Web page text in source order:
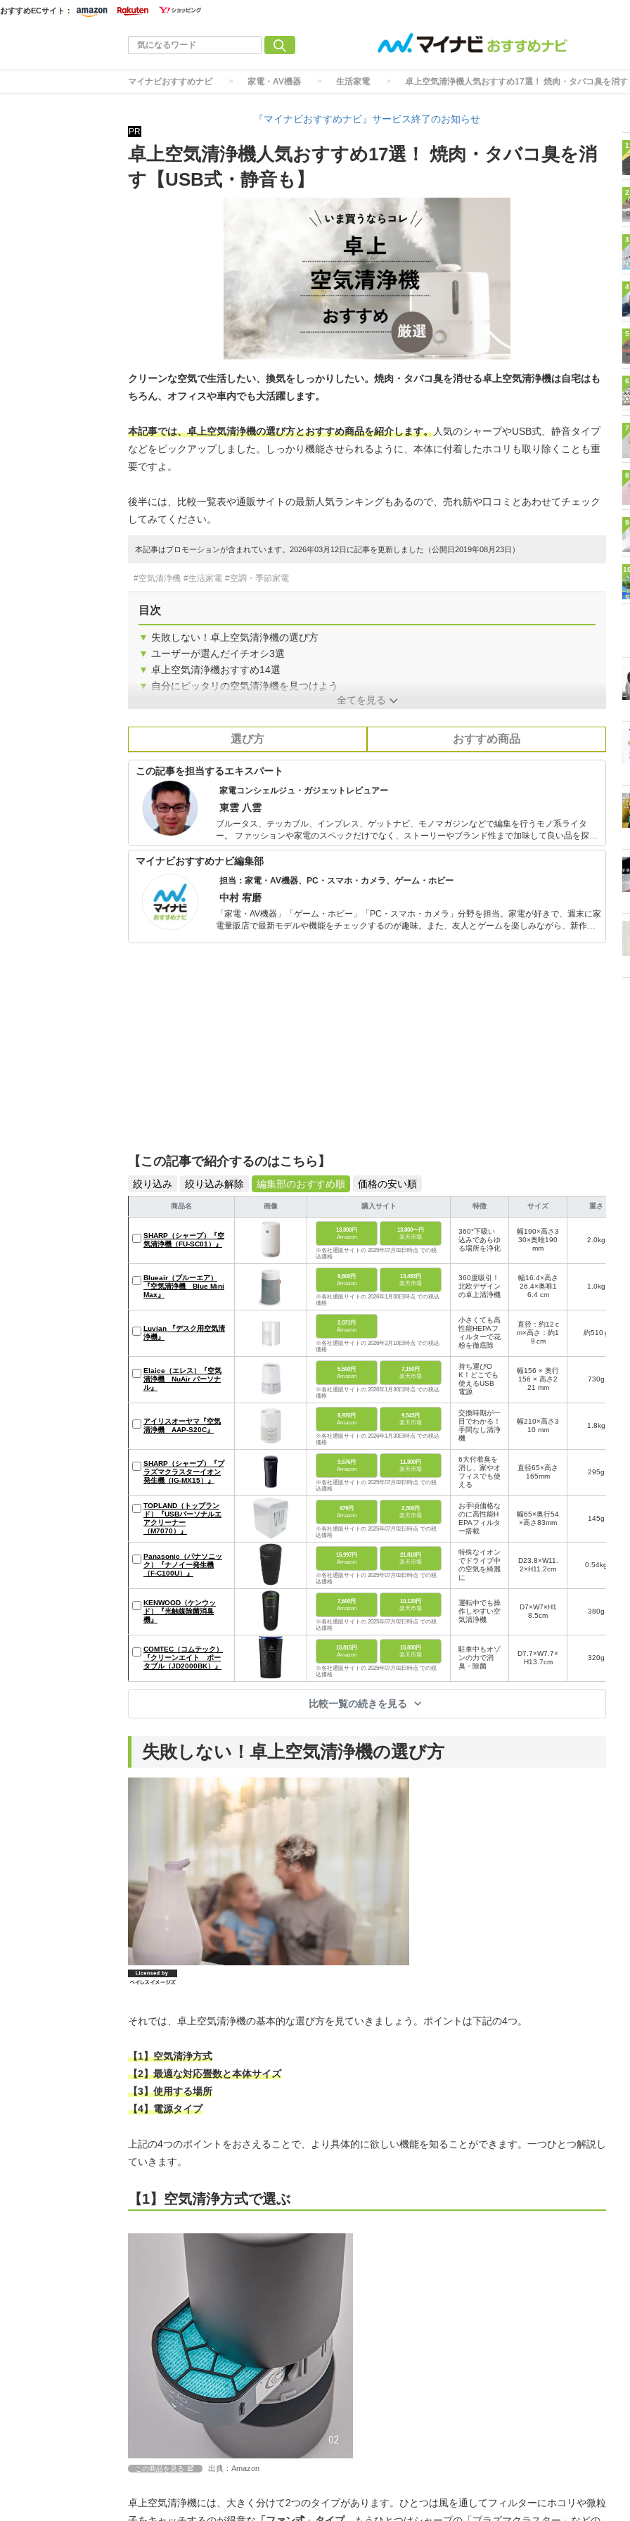
おすすめECサイト：
マイナビおすすめナビ 家電・AV機器 生活家電 卓上空気清浄機人気おすすめ17選！ 焼肉・タバコ臭を消す
『マイナビおすすめナビ』サービス終了のお知らせ
PR
卓上空気清浄機人気おすすめ17選！ 焼肉・タバコ臭を消
す【USB式・静音も】
クリーンな空気で生活したい、換気をしっかりしたい。焼肉・タバコ臭を消せる卓上空気清浄機は自宅はも
ちろん、オフィスや車内でも大活躍します。
本記事では、卓上空気清浄機の選び方とおすすめ商品を紹介します。人気のシャープやUSB式、静音タイプ
などをピックアップしました。しっかり機能させられるように、本体に付着したホコリも取り除くことも重
要ですよ。
後半には、比較一覧表や通販サイトの最新人気ランキングもあるので、売れ筋や口コミとあわせてチェック
してみてください。
本記事はプロモーションが含まれています。2026年03月12日に記事を更新しました（公開日2019年08月23日）
#空気清浄機 #生活家電 #空調・季節家電
目次
▼ 失敗しない！卓上空気清浄機の選び方
▼ ユーザーが選んだイチオシ3選
▼ 卓上空気清浄機おすすめ14選
▼ 自分にピッタリの空気清浄機を見つけよう
全てを見る
選び方 おすすめ商品
この記事を担当するエキスパート
家電コンシェルジュ・ガジェットレビュアー
東雲 八雲
ブルータス、テッカブル、インプレス、ゲットナビ、モノマガジンなどで編集を行うモノ系ライタ
ー。 ファッションや家電のスペックだけでなく、ストーリーやブランド性まで加味して良い品を探す
のが好き。 週6日の秋葉原・銀座ウォッチや、海外製品の調査まで、とにかく人よりいい品を探すの
が大好き。（今まで購入した家電で家が１軒建つとか建たないとか。）
マイナビおすすめナビ編集部
担当：家電・AV機器、PC・スマホ・カメラ、ゲーム・ホビー
中村 宥磨
「家電・AV機器」「ゲーム・ホビー」「PC・スマホ・カメラ」分野を担当。家電が好きで、週末に家
電量販店で最新モデルや機能をチェックするのが趣味。また、友人とゲームを楽しみながら、新作タ
【この記事で紹介するのはこちら】
絞り込み 絞り込み解除 編集部のおすすめ順 価格の安い順
商品名 画像 購入サイト 特徴 サイズ 重さ
SHARP（シャープ）『空
気清浄機（FU-SC01）』
13,800円
Amazon
13,800〜円
楽天市場
※各社通販サイトの 2025年07月02日時点 での税
込価格
360°下吸い
込みであらゆ
る場所を浄化
幅190×高さ3
30×奥唯190
mm
2.0kg
Blueair（ブルーエア）
『空気清浄機 Blue Mini
Max』
9,600円
Amazon
13,483円
楽天市場
※各社通販サイトの 2026年1月30日時点 での税込
価格
360度吸引！
北欧デザイン
の卓上清浄機
幅16.4×高さ
26.4×奥唯1
6.4 cm
1.0kg
Luvian 『デスク用空気清
浄機』
2,071円
Amazon
※各社通販サイトの 2026年3月10日時点 での税込
価格
小さくても高
性能HEPAフ
ィルターで花
粉を徹底除
直径：約12 c
m×高さ：約1
9 cm
約510 g
Elaice（エレス）『空気
清浄機 NuAir パーソナ
ル』
5,500円
Amazon
7,150円
楽天市場
※各社通販サイトの 2026年1月30日時点 での税込
価格
持ち運びO
K！どこでも
使えるUSB
電源
幅156 × 奥行
156 × 高さ2
21 mm
730g
アイリスオーヤマ『空気
清浄機 AAP-S20C』
8,970円
Amazon
9,543円
楽天市場
※各社通販サイトの 2026年1月30日時点 での税込
価格
交換時期が一
目でわかる！
手間なし清浄
機
幅210×高さ3
10 mm
1.8kg
SHARP（シャープ）『プ
ラズマクラスターイオン
発生機（IG-MX15）』
9,576円
Amazon
11,800円
楽天市場
※各社通販サイトの 2025年07月02日時点 での税
込価格
6大付着臭を
消し、家やオ
フィスでも使
える
直径65×高さ
165mm
295g
TOPLAND（トップラン
ド）『USBパーソナルエ
アクリーナー
（M7070）』
979円
Amazon
2,300円
楽天市場
※各社通販サイトの 2025年07月02日時点 での税
込価格
お手頃価格な
のに高性能H
EPAフィルタ
ー搭載
幅65×奥行54
×高さ83mm
145g
Panasonic（パナソニッ
ク）『ナノイー発生機
（F-C100U）』
15,997円
Amazon
21,818円
楽天市場
※各社通販サイトの 2025年07月02日時点 での税
込価格
特殊なイオン
でドライブ中
の空気を綺麗
に
D23.8×W11.
2×H11.2cm
0.54kg
KENWOOD（ケンウッ
ド）『光触媒除菌消臭
機』
7,600円
Amazon
10,129円
楽天市場
※各社通販サイトの 2025年07月02日時点 での税
込価格
運転中でも操
作しやすい空
気清浄機
D7×W7×H1
8.5cm
380g
COMTEC（コムテック）
『クリーンエイト ポー
タブル（JD2000BK）』
15,815円
Amazon
15,800円
楽天市場
※各社通販サイトの 2025年07月02日時点 での税
込価格
駐車中もオゾ
ンの力で消
臭・除菌
D7.7×W7.7×
H13.7cm
320g
比較一覧の続きを見る
失敗しない！卓上空気清浄機の選び方
それでは、卓上空気清浄機の基本的な選び方を見ていきましょう。ポイントは下記の4つ。
【1】空気清浄方式
【2】最適な対応畳数と本体サイズ
【3】使用する場所
【4】電源タイプ
上記の4つのポイントをおさえることで、より具体的に欲しい機能を知ることができます。一つひとつ解説し
ていきます。
【1】空気清浄方式で選ぶ
この商品を見る 出典：Amazon
卓上空気清浄機には、大きく分けて2つのタイプがあります。ひとつは風を通してフィルターにホコリや微粒
1
2
3
4
5
6
7
8
9